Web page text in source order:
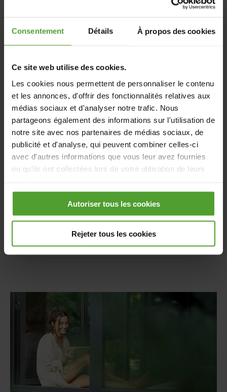
Consentement Détails À propos des cookies
Ce site web utilise des cookies.
Les cookies nous permettent de personnaliser le contenu
et les annonces, d'offrir des fonctionnalités relatives aux
médias sociaux et d'analyser notre trafic. Nous
partageons également des informations sur l'utilisation de
notre site avec nos partenaires de médias sociaux, de
publicité et d'analyse, qui peuvent combiner celles-ci
avec d'autres informations que vous leur avez fournies
ou qu'ils ont collectées lors de votre utilisation de leurs
En cliquant sur le bouton «Rejeter tous les cookies»,
vous pouvez choisir de refuser tous les cookies à
l'exception des cookies nécessaires. Les cookies
ou des sites Internet et des applications et ne peuvent
Autoriser tous les cookies
Rejeter tous les cookies
Je n'utilise que de